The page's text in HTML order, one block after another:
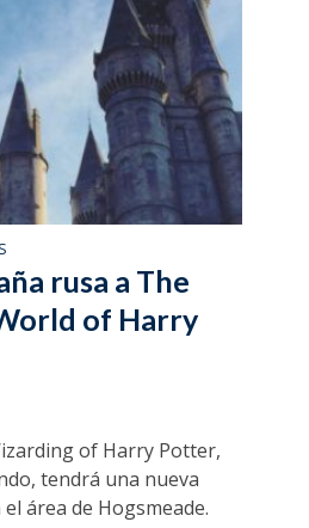
rusa a The
of Harry
of Harry Potter,
tendrá una nueva
área de Hogsmeade.